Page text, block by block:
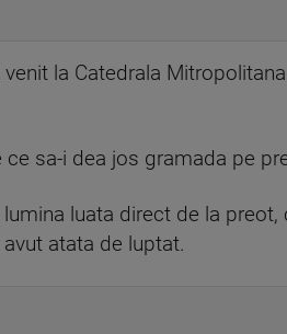
la Catedrala
sa-i dea jos gramada pe
luata direct de la
atata de luptat.